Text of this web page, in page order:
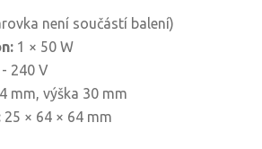
není součástí balení)
1 × 50 W
240 V
mm, výška 30 mm
25 × 64 × 64 mm